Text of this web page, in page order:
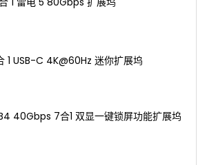
1 USB-C 4K@60Hz 迷你扩展坞
40Gbps 7合1 双显一键锁屏功能扩展坞